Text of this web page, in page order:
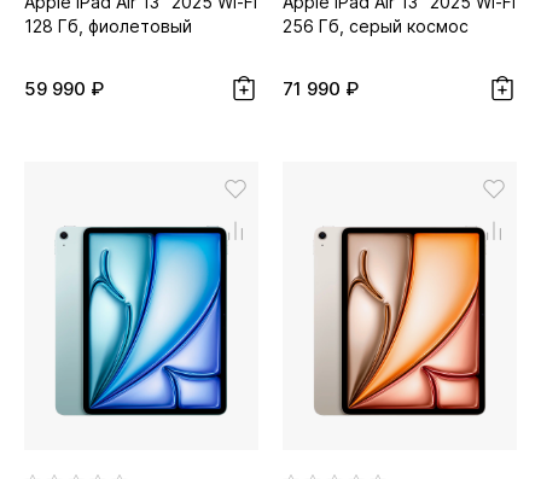
128 Гб, фиолетовый
59 990 ₽
256 Гб, серый космос
71 990 ₽